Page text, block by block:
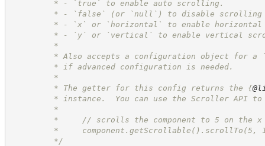
* - `true` to enable auto scrolling.
* - `false` (or `null`) to disable scrolling -
* - `x` or `horizontal` to enable horizontal
* - `y` or `vertical` to enable vertical
*
* Also accepts a configuration object for a
* if advanced configuration is needed.
*
* The getter for this config returns the {
* instance.  You can use the Scroller API to
*
*     // scrolls the component to 5 on the x
*     component.getScrollable().scrollTo(5,
*/